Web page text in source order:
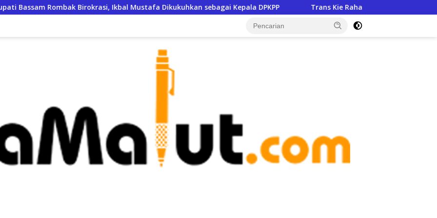
Ikbal Mustafa Dikukuhkan sebagai Kepala DPKPP Trans Kie Raha Jadi Salah Satu Program Prioritas Pemprov